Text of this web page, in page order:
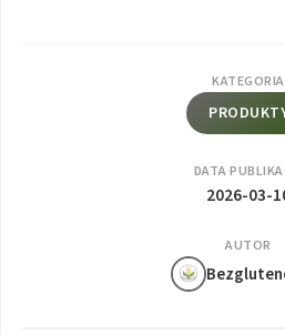
KATEGORIA
DATA
2026-03-
AUTOR